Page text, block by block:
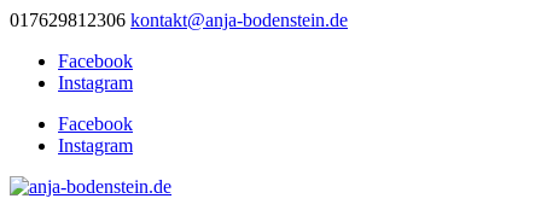
017629812306 kontakt@anja-bodenstein.de
Facebook
Instagram
Facebook
Instagram